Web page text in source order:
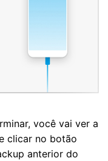
você vai ver a
clicar no botão
anterior do